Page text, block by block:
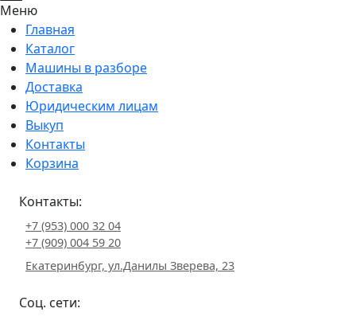
Меню
Главная
Каталог
Машины в разборе
Доставка
Юридическим лицам
Выкуп
Контакты
Корзина
Контакты:
+7 (953) 000 32 04
+7 (909) 004 59 20
Екатеринбург, ул.Данилы Зверева, 23
Соц. сети: